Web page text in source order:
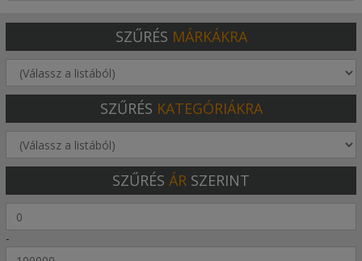
SZŰRÉS MÁRKÁKRA
SZŰRÉS KATEGÓRIÁKRA
SZŰRÉS ÁR SZERINT
-